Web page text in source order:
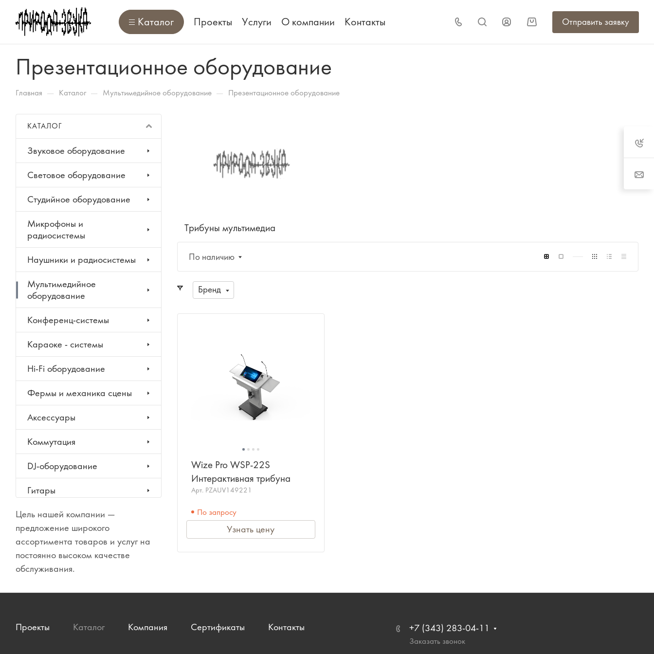
Каталог Проекты Услуги О компании Контакты Отправить заявку
Презентационное оборудование
Главная — Каталог — Мультимедийное оборудование — Презентационное оборудование
Трибуны мультимедиа
По наличию
Бренд
Wize Pro WSP-22S
Интерактивная трибуна
Арт. PZAUV149221
По запросу
Узнать цену
КАТАЛОГ
Звуковое оборудование
Световое оборудование
Студийное оборудование
Микрофоны и
радиосистемы
Наушники и радиосистемы
Мультимедийное
оборудование
Конференц-системы
Караоке - системы
Hi-Fi оборудование
Фермы и механика сцены
Аксессуары
Коммутация
DJ-оборудование
Гитары
Клавишные инструменты
Ударные инструменты
Цель нашей компании —
предложение широкого
ассортимента товаров и услуг на
постоянно высоком качестве
обслуживания.
Проекты Каталог Компания Сертификаты Контакты +7 (343) 283-04-11
Заказать звонок